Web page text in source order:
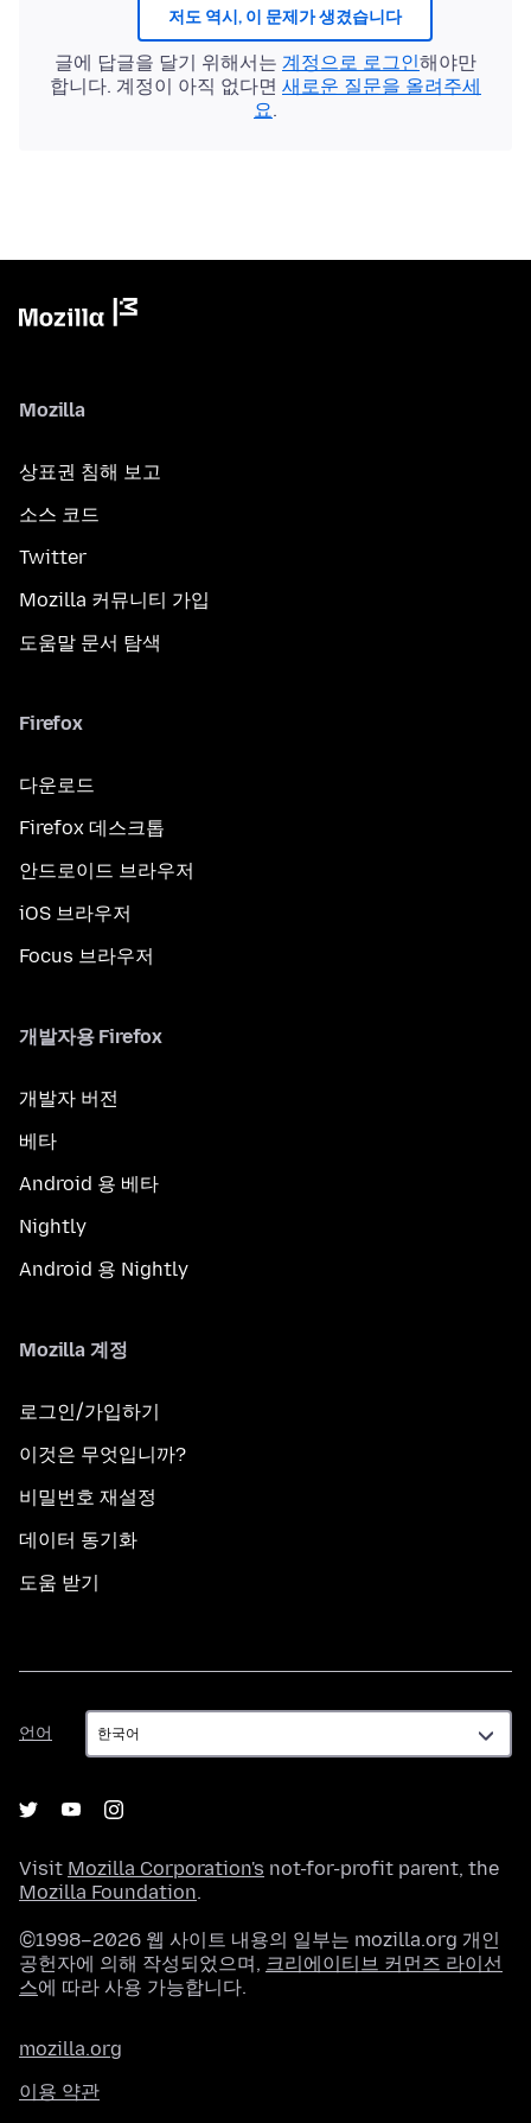
저도 역시, 이 문제가 생겼습니다
글에 답글을 달기 위해서는 계정으로 로그인해야만
합니다. 계정이 아직 없다면 새로운 질문을 올려주세
요.
Mozilla
상표권 침해 보고
소스 코드
Twitter
Mozilla 커뮤니티 가입
도움말 문서 탐색
Firefox
다운로드
Firefox 데스크톱
안드로이드 브라우저
iOS 브라우저
Focus 브라우저
개발자용 Firefox
개발자 버전
베타
Android 용 베타
Nightly
Android 용 Nightly
Mozilla 계정
로그인/가입하기
이것은 무엇입니까?
비밀번호 재설정
데이터 동기화
도움 받기
언어
언
어
Visit Mozilla Corporation's not-for-profit parent, the
Mozilla Foundation.
©1998–2026 웹 사이트 내용의 일부는 mozilla.org 개인
공헌자에 의해 작성되었으며, 크리에이티브 커먼즈 라이선
스에 따라 사용 가능합니다.
mozilla.org
이용 약관